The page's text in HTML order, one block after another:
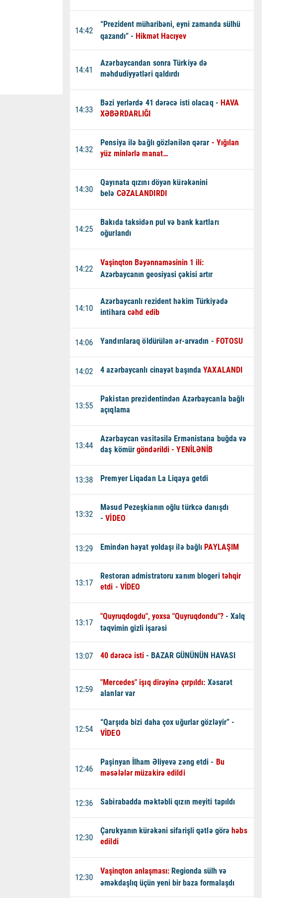
14:42
“Prezident müharibəni, eyni zamanda sülhü
qazandı” - Hikmət Hacıyev
14:41
Azərbaycandan sonra Türkiyə də
məhdudiyyətləri qaldırdı
14:33
Bəzi yerlərdə 41 dərəcə isti olacaq - HAVA
XƏBƏRDARLIĞI
14:32
Pensiya ilə bağlı gözlənilən qərar - Yığılan
yüz minlərlə manat…
14:30
Qayınata qızını döyən kürəkənini
belə CƏZALANDIRDI
14:25
Bakıda taksidən pul və bank kartları
oğurlandı
14:22
Vaşinqton Bəyənnaməsinin 1 ili:
Azərbaycanın geosiyasi çəkisi artır
14:10
Azərbaycanlı rezident həkim Türkiyədə
intihara cəhd edib
14:06 Yandırılaraq öldürülən ər-arvadın - FOTOSU
14:02 4 azərbaycanlı cinayət başındaYAXALANDI
13:55
Pakistan prezidentindən Azərbaycanla bağlı
açıqlama
13:44
Azərbaycan vasitəsilə Ermənistana buğda və
daş kömürgöndərildi - YENİLƏNİB
13:38 Premyer Liqadan La Liqaya getdi
13:32
Məsud Pezeşkianın oğlu türkcə danışdı
-VİDEO
13:29 Emindən həyat yoldaşı ilə bağlı PAYLAŞIM
13:17
Restoran admistratoru xanım blogeri təhqir
etdi - VİDEO
13:17
"Quyruqdogdu", yoxsa "Quyruqdondu"? - Xalq
təqvimin gizli işarəsi
13:07 40 dərəcə isti - BAZAR GÜNÜNÜN HAVASI
12:59
"Mercedes" işıq dirəyinə çırpıldı: Xəsarət
alanlar var
12:54
“Qarşıda bizi daha çox uğurlar gözləyir” -
VİDEO
12:46
Paşinyan İlham Əliyevə zəng etdi - Bu
məsələlər müzakirə edildi
12:36 Sabirabadda məktəbli qızın meyiti tapıldı
12:30
Çarukyanın kürəkəni sifarişli qətlə görəhəbs
edildi
12:30
Vaşinqton anlaşması: Regionda sülh və
əməkdaşlıq üçün yeni bir baza formalaşdı